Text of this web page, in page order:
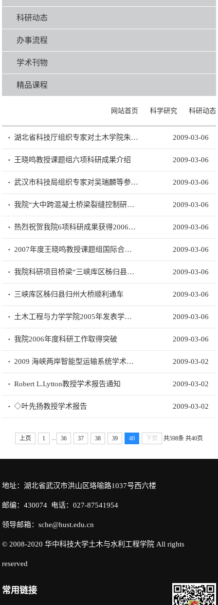
科研动态
办事流程
学术刊物
精品课程
网站首页 科学研究 科研动态
湖北省科技厅组织专家对土木学院朱宏平教授课题项目组织了鉴 2009-03-06
王晓鸣教授课题组六项科研成果介绍 2009-03-06
武汉市科技局组织专家对吴瑞麟等参加的科研项目成果进行技术 2009-03-06
我院“大中跨混凝土桥梁裂缝控制研究”项目成果 2009-03-06
热烈祝贺我院6项科研成果获得2006年科研奖励 2009-03-06
2007年度王晓鸣教授课题组国际合作成果简介（7项） 2009-03-06
我院科研项目桥梁“三峡库区秭归县卡子湾大桥”顺利合拢 2009-03-06
三峡库区秭归县归州大桥顺利通车 2009-03-06
土木工程与力学学院2005年发表学术论文统计 2009-03-06
我院2006年度科研工作取得突破 2009-03-06
2009 海峡两岸智能型运输系统学术研讨会征文通知 2009-03-02
Robert L.Lytton教授学术报告通知 2009-03-02
◇叶先扬教授学术报告 2009-03-02
上页 1 36 37 38 39 40 下页 共598条 共40页
地址：湖北省武汉市洪山区珞喻路1037号西六楼
邮编：430074 电话：027-87541954
领导邮箱：sche@hust.edu.cn
© 2008-2020 华中科技大学土木与水利工程学院 All rights
reserved
常用链接